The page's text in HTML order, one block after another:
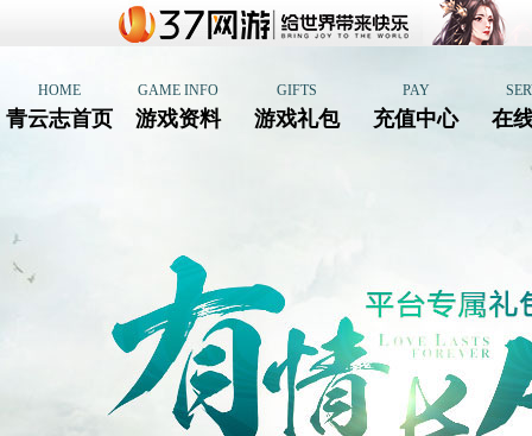
HOME
青云志首页
GAME INFO
游戏资料
GIFTS
游戏礼包
PAY
充值中心 在